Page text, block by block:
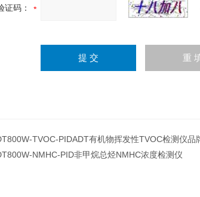
证码：
TVOC-PIDADT有机物挥发性TVOC检测仪品
NMHC-PID非甲烷总烃NMHC浓度检测仪